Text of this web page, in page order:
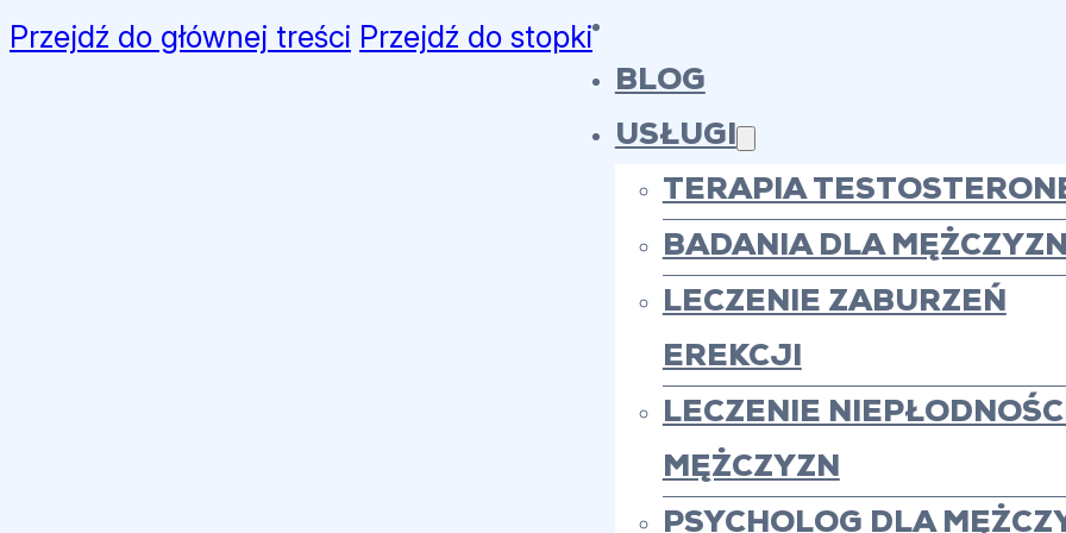
Przejdź do głównej treści Przejdź do stopki
BLOG
USŁUGI
TERAPIA
BADANIA DLA MĘŻCZYZN
LECZENIE ZABURZEŃ
EREKCJI
LECZENIE
MĘŻCZYZN
PSYCHOLOG DLA